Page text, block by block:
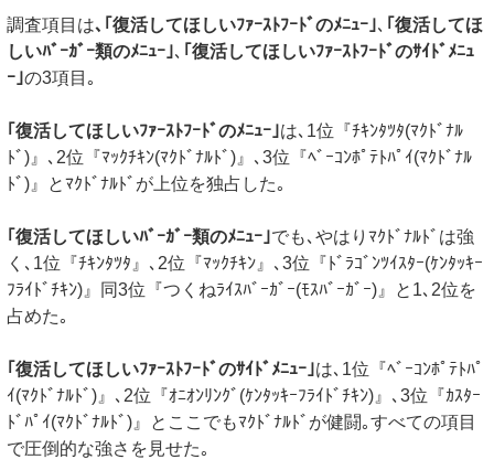
調査項目は､｢復活してほしいﾌｧｰｽﾄﾌｰﾄﾞのﾒﾆｭｰ｣､ ｢復活してほ
しいﾊﾞｰｶﾞｰ類のﾒﾆｭｰ｣､ ｢復活してほしいﾌｧｰｽﾄﾌｰﾄﾞのｻｲﾄﾞﾒﾆｭ
ｰ｣の3項目｡
｢復活してほしいﾌｧｰｽﾄﾌｰﾄﾞのﾒﾆｭｰ｣は､1位『ﾁｷﾝﾀﾂﾀ(ﾏｸﾄﾞﾅﾙ
ﾄﾞ)』､2位『ﾏｯｸﾁｷﾝ(ﾏｸﾄﾞﾅﾙﾄﾞ)』､3位『ﾍﾞｰｺﾝﾎﾟﾃﾄﾊﾟｲ(ﾏｸﾄﾞﾅﾙ
ﾄﾞ)』とﾏｸﾄﾞﾅﾙﾄﾞが上位を独占した｡
｢復活してほしいﾊﾞｰｶﾞｰ類のﾒﾆｭｰ｣でも､やはりﾏｸﾄﾞﾅﾙﾄﾞは強
く､1位『ﾁｷﾝﾀﾂﾀ』､2位『ﾏｯｸﾁｷﾝ』､3位『ﾄﾞﾗｺﾞﾝﾂｲｽﾀｰ(ｹﾝﾀｯｷｰ
ﾌﾗｲﾄﾞﾁｷﾝ)』同3位『つくねﾗｲｽﾊﾞｰｶﾞｰ(ﾓｽﾊﾞｰｶﾞｰ)』と1､2位を
占めた｡
｢復活してほしいﾌｧｰｽﾄﾌｰﾄﾞのｻｲﾄﾞﾒﾆｭｰ｣は､1位『ﾍﾞｰｺﾝﾎﾟﾃﾄﾊﾟ
ｲ(ﾏｸﾄﾞﾅﾙﾄﾞ)』､2位『ｵﾆｵﾝﾘﾝｸﾞ(ｹﾝﾀｯｷｰﾌﾗｲﾄﾞﾁｷﾝ)』､3位『ｶｽﾀｰ
ﾄﾞﾊﾟｲ(ﾏｸﾄﾞﾅﾙﾄﾞ)』とここでもﾏｸﾄﾞﾅﾙﾄﾞが健闘｡すべての項目
で圧倒的な強さを見せた｡